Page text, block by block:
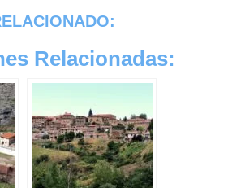
Relacionadas: